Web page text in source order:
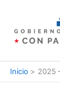
contenido
Inicio 2025